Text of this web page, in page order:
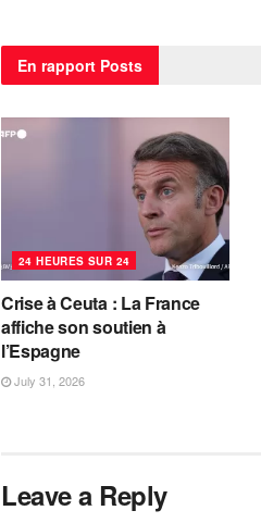
En rapport Posts
24 HEURES SUR 24
Crise à Ceuta : La France
affiche son soutien à
l’Espagne
July 31, 2026
Leave a Reply